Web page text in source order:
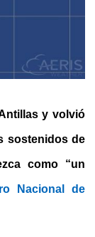
y volvió
sostenidos de
como “un
Nacional de